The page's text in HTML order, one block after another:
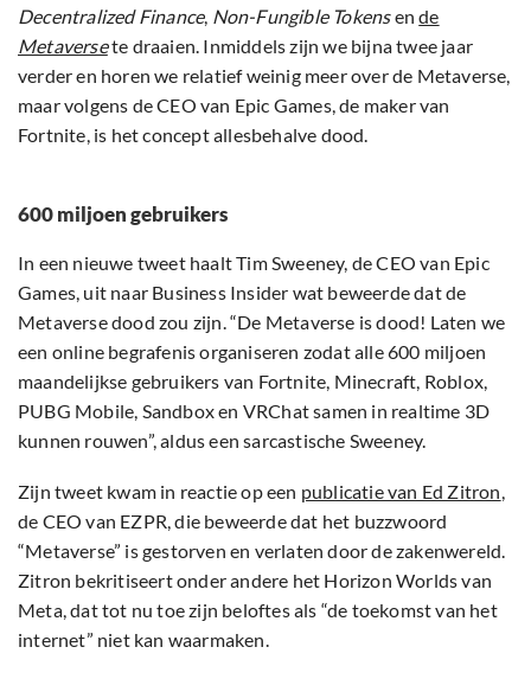
Decentralized Finance, Non-Fungible Tokensende
Metaversete draaien. Inmiddels zijn we bijna twee jaar
verder en horen we relatief weinig meer over de Metaverse,
maar volgens de CEO van Epic Games, de maker van
Fortnite, is het concept allesbehalve dood.
600 miljoen gebruikers
In een nieuwe tweet haalt Tim Sweeney, de CEO van Epic
Games, uit naar Business Insider wat beweerde dat de
Metaverse dood zou zijn. “De Metaverse is dood! Laten we
een online begrafenis organiseren zodat alle 600 miljoen
maandelijkse gebruikers van Fortnite, Minecraft, Roblox,
PUBG Mobile, Sandbox en VRChat samen in realtime 3D
kunnen rouwen”, aldus een sarcastische Sweeney.
Zijn tweet kwam in reactie op een publicatie van Ed Zitron,
de CEO van EZPR, die beweerde dat het buzzwoord
“Metaverse” is gestorven en verlaten door de zakenwereld.
Zitron bekritiseert onder andere het Horizon Worlds van
Meta, dat tot nu toe zijn beloftes als “de toekomst van het
internet” niet kan waarmaken.